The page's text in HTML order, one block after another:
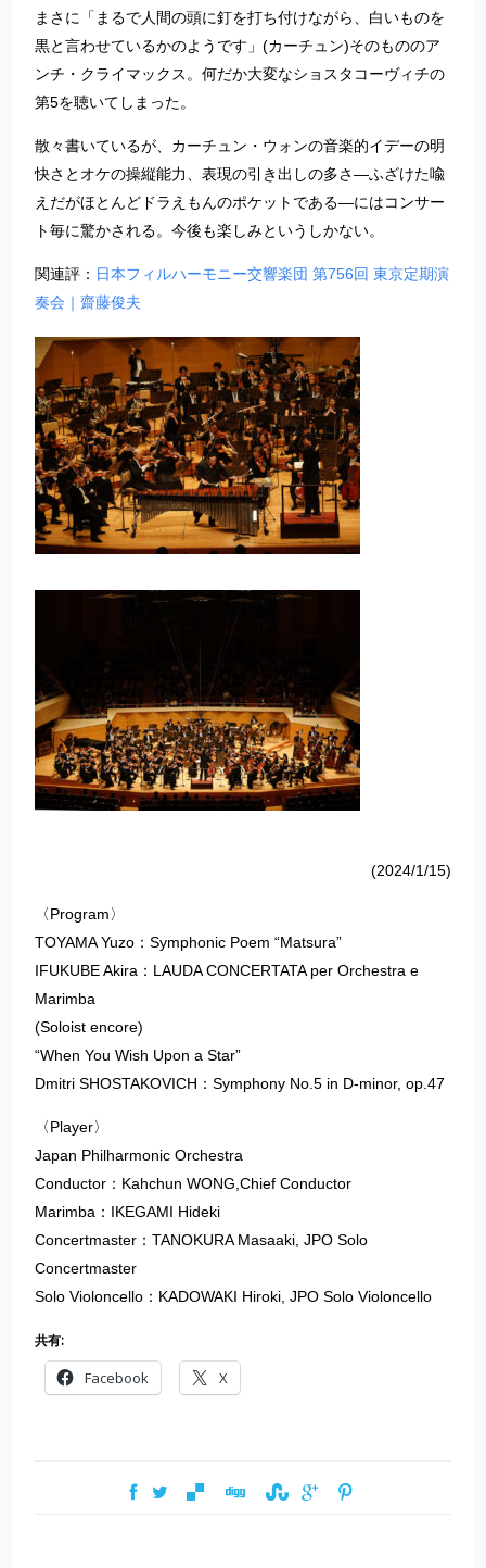
まさに「まるで人間の頭に釘を打ち付けながら、白いものを
黒と言わせているかのようです」(カーチュン)そのもののア
ンチ・クライマックス。何だか大変なショスタコーヴィチの
第5を聴いてしまった。​
​​散々書いているが、カーチュン・ウォンの音楽的イデーの明
快さとオケの操縦能力、表現の引き出しの多さ―ふざけた喩
えだがほとんどドラえもんのポケットである―にはコンサー
ト毎に驚かされる。今後も楽しみというしかない。
関連評：​ 日本フィルハーモニー交響楽団 第756回 東京定期演
奏会​｜齋藤俊夫
(2024/1/15)
〈Program〉
​​TOYAMA Yuzo：Symphonic Poem “Matsura”​
​​IFUKUBE Akira：LAUDA CONCERTATA per Orchestra e
Marimba​
(Soloist encore)
“When You Wish Upon a Star”
​​Dmitri SHOSTAKOVICH：Symphony No.5 in D-minor, op.47​
​​〈Player〉
Japan Philharmonic Orchestra
​​Conductor：Kahchun WONG,Chief Conductor​
​​Marimba：IKEGAMI Hideki
​Concertmaster：TANOKURA Masaaki, JPO Solo
Concertmaster​
​​Solo Violoncello：KADOWAKI Hiroki, JPO Solo Violoncello​
共有:
Facebook X